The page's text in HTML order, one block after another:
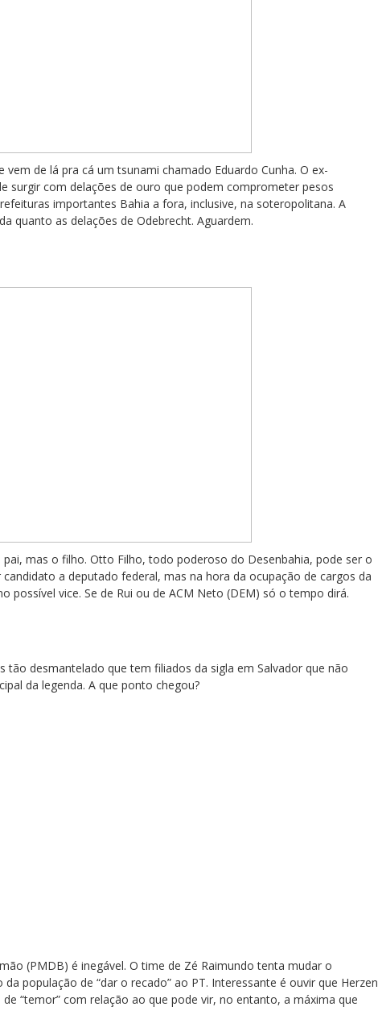
de lá pra cá um tsunami chamado Eduardo Cunha. O ex-
surgir com delações de ouro que podem comprometer pesos
importantes Bahia a fora, inclusive, na soteropolitana. A
quanto as delações de Odebrecht. Aguardem.
mas o filho. Otto Filho, todo poderoso do Desenbahia, pode ser o
a deputado federal, mas na hora da ocupação de cargos da
possível vice. Se de Rui ou de ACM Neto (DEM) só o tempo dirá.
tão desmantelado que tem filiados da sigla em Salvador que não
da legenda. A que ponto chegou?
(PMDB) é inegável. O time de Zé Raimundo tenta mudar o
população de “dar o recado” ao PT. Interessante é ouvir que Herzen
“temor” com relação ao que pode vir, no entanto, a máxima que